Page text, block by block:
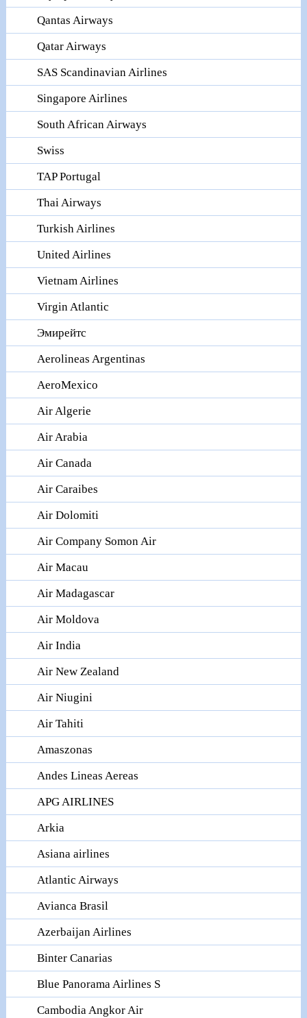
Qantas Airways
Qatar Airways
SAS Scandinavian Airlines
Singapore Airlines
South African Airways
Swiss
TAP Portugal
Thai Airways
Turkish Airlines
United Airlines
Vietnam Airlines
Virgin Atlantic
Эмирейтс
Aerolineas Argentinas
AeroMexico
Air Algerie
Air Arabia
Air Canada
Air Caraibes
Air Dolomiti
Air Company Somon Air
Air Macau
Air Madagascar
Air Moldova
Air India
Air New Zealand
Air Niugini
Air Tahiti
Amaszonas
Andes Lineas Aereas
APG AIRLINES
Arkia
Asiana airlines
Atlantic Airways
Avianca Brasil
Azerbaijan Airlines
Binter Canarias
Blue Panorama Airlines S
Cambodia Angkor Air